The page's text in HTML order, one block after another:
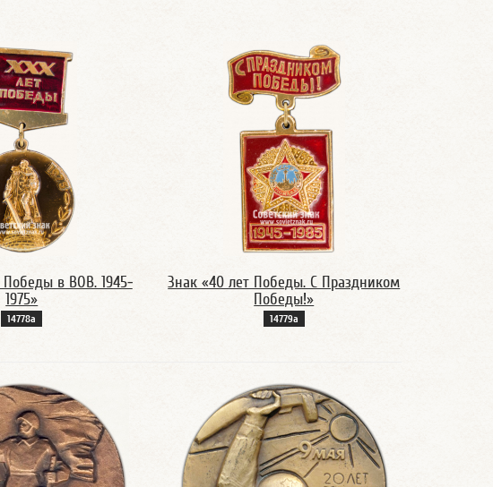
Победы в ВОВ. 1945-
1975»
14778а
Знак «40 лет Победы. С Праздником
Победы!»
14779а